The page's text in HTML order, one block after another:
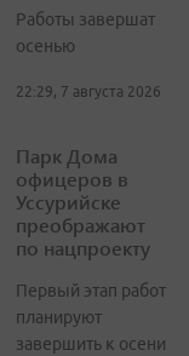
Работы завершат
осенью
22:29, 7 августа 2026
Парк Дома
офицеров в
Уссурийске
преображают
по нацпроекту
Первый этап работ
планируют
завершить к осени